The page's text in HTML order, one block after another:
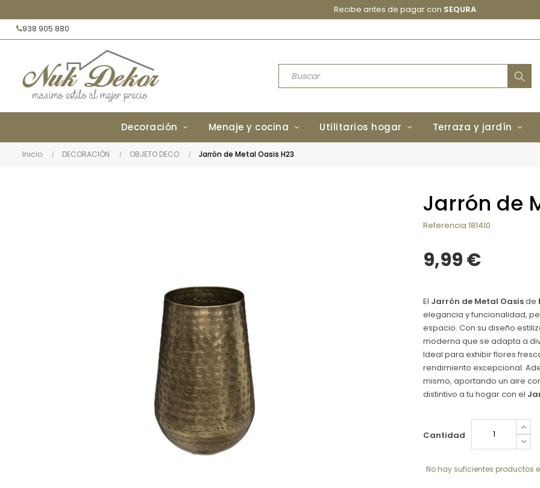
Recibe antes de pagar con SEQURA
938 905 880
Decoración Menaje y cocina Utilitarios hogar Terraza y jardín
Inicio DECORACIÓN OBJETO DECO Jarrón de Metal Oasis H23
Jarrón de
Referencia 181410
9,99 €
El Jarrón de Metal Oasisde
elegancia y funcionalidad,
espacio. Con su diseño
moderna que se adapta a
Ideal para exhibir flores
rendimiento excepcional.
mismo, aportando un aire
distintivo a tu hogar con el
Cantidad
No hay suficientes productos